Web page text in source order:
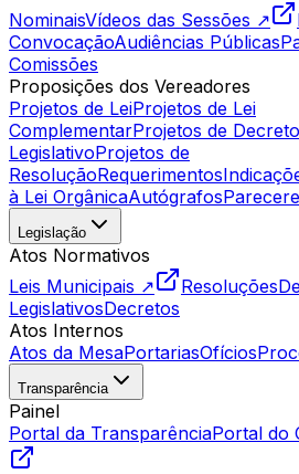
NominaisVídeos das Sessões ↗
ConvocaçãoAudiências Públicas
Comissões
Proposições dos Vereadores
Projetos de LeiProjetos de Lei
ComplementarProjetos de Decreto
LegislativoProjetos de
ResoluçãoRequerimentos
à Lei OrgânicaAutógrafos
Legislação
Atos Normativos
Leis Municipais ↗
Resoluções
LegislativosDecretos
Atos Internos
Atos da MesaPortariasOfícios
Transparência
Painel
Portal da TransparênciaPortal do